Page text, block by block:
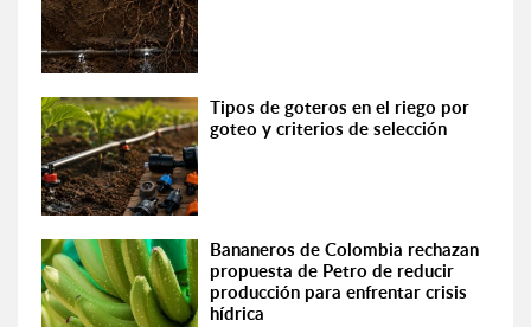
Tipos de goteros en el riego por
goteo y criterios de selección
Bananeros de Colombia rechazan
propuesta de Petro de reducir
producción para enfrentar crisis
hídrica